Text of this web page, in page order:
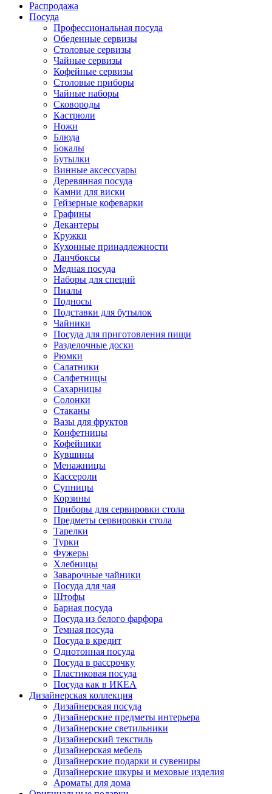
Распродажа
Посуда
Профессиональная посуда
Обеденные сервизы
Столовые сервизы
Чайные сервизы
Кофейные сервизы
Столовые приборы
Чайные наборы
Сковороды
Кастрюли
Ножи
Блюда
Бокалы
Бутылки
Винные аксессуары
Деревянная посуда
Камни для виски
Гейзерные кофеварки
Графины
Декантеры
Кружки
Кухонные принадлежности
Ланчбоксы
Медная посуда
Наборы для специй
Пиалы
Подносы
Подставки для бутылок
Чайники
Посуда для приготовления пищи
Разделочные доски
Рюмки
Салатники
Салфетницы
Сахарницы
Солонки
Стаканы
Вазы для фруктов
Конфетницы
Кофейники
Кувшины
Менажницы
Кассероли
Супницы
Корзины
Приборы для сервировки стола
Предметы сервировки стола
Тарелки
Турки
Фужеры
Хлебницы
Заварочные чайники
Посуда для чая
Штофы
Барная посуда
Посуда из белого фарфора
Темная посуда
Посуда в кредит
Однотонная посуда
Посуда в рассрочку
Пластиковая посуда
Посуда как в ИКЕА
Дизайнерская коллекция
Дизайнерская посуда
Дизайнерские предметы интерьера
Дизайнерские светильники
Дизайнерский текстиль
Дизайнерская мебель
Дизайнерские подарки и сувениры
Дизайнерские шкуры и меховые изделия
Ароматы для дома